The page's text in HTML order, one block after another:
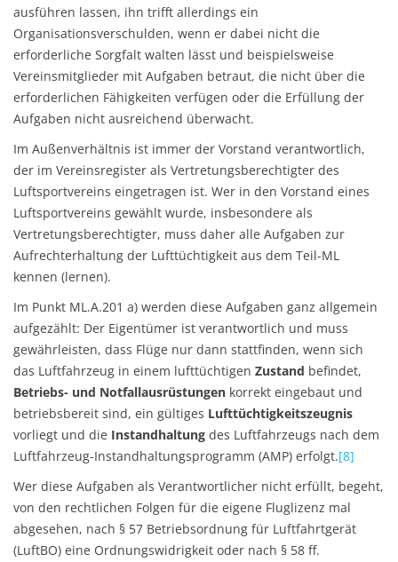
ausführen lassen, ihn trifft allerdings ein
Organisationsverschulden, wenn er dabei nicht die
erforderliche Sorgfalt walten lässt und beispielsweise
Vereinsmitglieder mit Aufgaben betraut, die nicht über die
erforderlichen Fähigkeiten verfügen oder die Erfüllung der
Aufgaben nicht ausreichend überwacht.
Im Außenverhältnis ist immer der Vorstand verantwortlich,
der im Vereinsregister als Vertretungsberechtigter des
Luftsportvereins eingetragen ist. Wer in den Vorstand eines
Luftsportvereins gewählt wurde, insbesondere als
Vertretungsberechtigter, muss daher alle Aufgaben zur
Aufrechterhaltung der Lufttüchtigkeit aus dem Teil-ML
kennen (lernen).
Im Punkt ML.A.201 a) werden diese Aufgaben ganz allgemein
aufgezählt: Der Eigentümer ist verantwortlich und muss
gewährleisten, dass Flüge nur dann stattfinden, wenn sich
das Luftfahrzeug in einem lufttüchtigen Zustand befindet,
Betriebs- und Notfallausrüstungen korrekt eingebaut und
betriebsbereit sind, ein gültiges Lufttüchtigkeitszeugnis
vorliegt und die Instandhaltung des Luftfahrzeugs nach dem
Luftfahrzeug-Instandhaltungsprogramm (AMP) erfolgt.[8]
Wer diese Aufgaben als Verantwortlicher nicht erfüllt, begeht,
von den rechtlichen Folgen für die eigene Fluglizenz mal
abgesehen, nach § 57 Betriebsordnung für Luftfahrtgerät
(LuftBO) eine Ordnungswidrigkeit oder nach § 58 ff.